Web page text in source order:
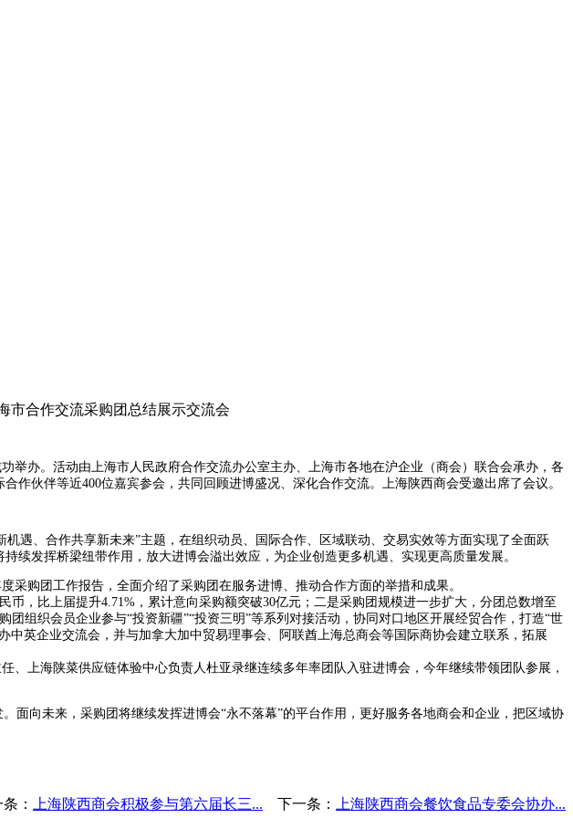
市合作交流采购团总结展示交流会
办。活动由上海市人民政府合作交流办公室主办、上海市各地在沪企业（商会）联合会承办，各
伙伴等近400位嘉宾参会，共同回顾进博盛况、深化合作交流。上海陕西商会受邀出席了会议。
、合作共享新未来”主题，在组织动员、国际合作、区域联动、交易实效等方面实现了全面跃
续发挥桥梁纽带作用，放大进博会溢出效应，为企业创造更多机遇、实现更高质量发展。
购团工作报告，全面介绍了采购团在服务进博、推动合作方面的举措和成果。
，比上届提升4.71%，累计意向采购额突破30亿元；二是采购团规模进一步扩大，分团总数增至
组织会员企业参与“投资新疆”“投资三明”等系列对接活动，协同对口地区开展经贸合作，打造“世
英企业交流会，并与加拿大加中贸易理事会、阿联酋上海总商会等国际商协会建立联系，拓展
上海陕菜供应链体验中心负责人杜亚录继连续多年率团队入驻进博会，今年继续带领团队参展，
向未来，采购团将继续发挥进博会“永不落幕”的平台作用，更好服务各地商会和企业，把区域协
条： 上海陕西商会积极参与第六届长三... 下一条： 上海陕西商会餐饮食品专委会协办...